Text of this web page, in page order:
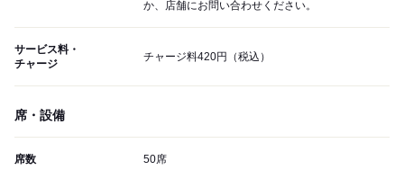
か、店舗にお問い合わせください。
サービス料・
チャージ
チャージ料420円（税込）
席・設備
席数 50席